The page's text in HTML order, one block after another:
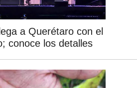
a Querétaro con el
conoce los detalles